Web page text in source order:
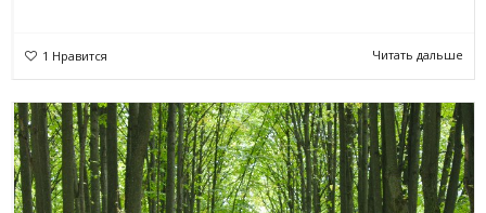
1 Нравится Читать дальше